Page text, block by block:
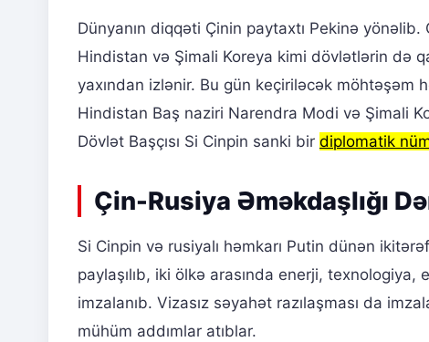
Dünyanın diqqəti Çinin paytaxtı Pekinə yönəlib.
Hindistan və Şimali Koreya kimi dövlətlərin də
yaxından izlənir. Bu gün keçiriləcək möhtəşəm
Hindistan Baş naziri Narendra Modi və Şimali
Dövlət Başçısı Si Cinpin sanki bir diplomatik
Çin-Rusiya Əməkdaşlığı
Si Cinpin və rusiyalı həmkarı Putin dünən
paylaşılıb, iki ölkə arasında enerji,
imzalanıb. Vizasız səyahət razılaşması da
mühüm addımlar atıblar.